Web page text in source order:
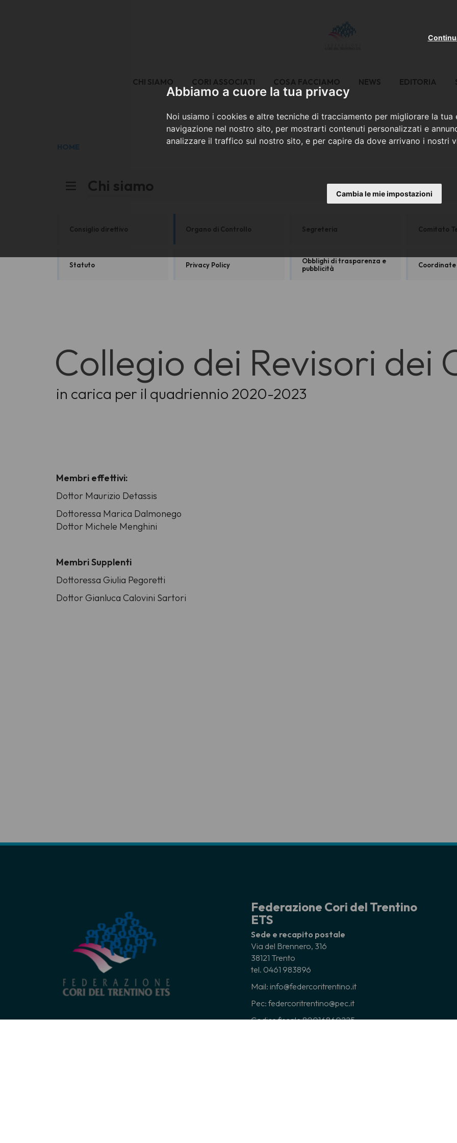
Abbiamo a cuore la tua privacy
Noi usiamo i cookies e altre tecniche di tracciamento per migliorare la tua
navigazione nel nostro sito, per mostrarti contenuti personalizzati e
analizzare il traffico sul nostro sito, e per capire da dove arrivano i nostri
Cambia le mie impostazioni
CHI SIAMO CORI ASSOCIATI COSA FACCIAMO NEWS EDITORIA
HOME
Chi siamo
Consiglio direttivo Organo di Controllo Segreteria Comitato
Statuto Privacy Policy
Obblighi di trasparenza e
pubblicità
Collegio dei Revisori dei
in carica per il quadriennio 2020-2023
Membri effettivi:
Dottor Maurizio Detassis
Dottoressa Marica Dalmonego
Dottor Michele Menghini
Membri Supplenti
Dottoressa Giulia Pegoretti
Dottor Gianluca Calovini Sartori
Federazione Cori del Trentino
ETS
Sede e recapito postale
Via del Brennero, 316
38121 Trento
tel. 0461 983896
Mail: info@federcoritrentino.it
Pec: federcoritrentino@pec.it
Codice fiscale 80016860225